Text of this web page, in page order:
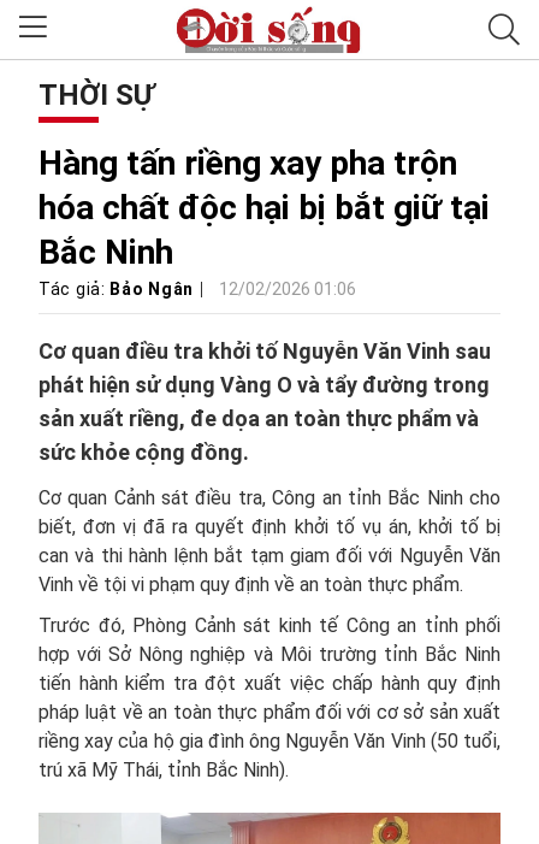
THỜI SỰ
Hàng tấn riềng xay pha trộn
hóa chất độc hại bị bắt giữ tại
Bắc Ninh
Tác giả: Bảo Ngân 12/02/2026 01:06
Cơ quan điều tra khởi tố Nguyễn Văn Vinh sau
phát hiện sử dụng Vàng O và tẩy đường trong
sản xuất riềng, đe dọa an toàn thực phẩm và
sức khỏe cộng đồng.
Cơ quan Cảnh sát điều tra, Công an tỉnh Bắc Ninh cho
biết, đơn vị đã ra quyết định khởi tố vụ án, khởi tố bị
can và thi hành lệnh bắt tạm giam đối với Nguyễn Văn
Vinh về tội vi phạm quy định về an toàn thực phẩm.
Trước đó, Phòng Cảnh sát kinh tế Công an tỉnh phối
hợp với Sở Nông nghiệp và Môi trường tỉnh Bắc Ninh
tiến hành kiểm tra đột xuất việc chấp hành quy định
pháp luật về an toàn thực phẩm đối với cơ sở sản xuất
riềng xay của hộ gia đình ông Nguyễn Văn Vinh (50 tuổi,
trú xã Mỹ Thái, tỉnh Bắc Ninh).